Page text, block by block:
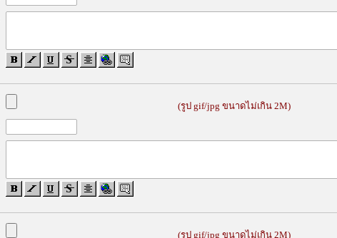
(รูป gif/jpg ขนาดไม่เกิน 2M)
(รูป gif/jpg ขนาดไม่เกิน 2M)